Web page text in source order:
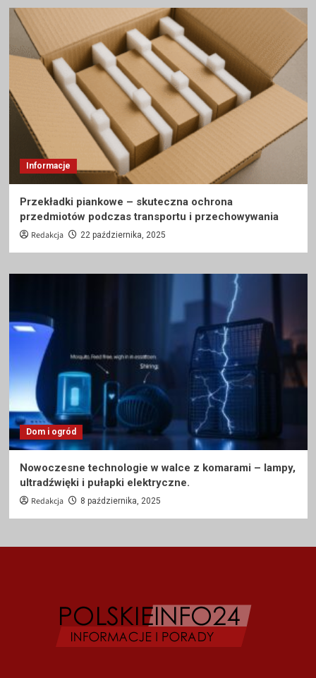
Informacje
Przekładki piankowe – skuteczna ochrona
przedmiotów podczas transportu i przechowywania
Redakcja 22 października, 2025
Dom i ogród
Nowoczesne technologie w walce z komarami – lampy,
ultradźwięki i pułapki elektryczne.
Redakcja 8 października, 2025